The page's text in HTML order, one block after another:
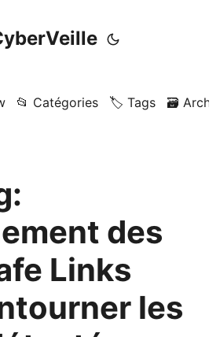
📂 Catégories 🏷️ Tags 🗃️
des
Links
les